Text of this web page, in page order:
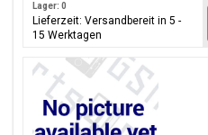
Lager: 0
Lieferzeit: Versandbereit in 5 -
15 Werktagen